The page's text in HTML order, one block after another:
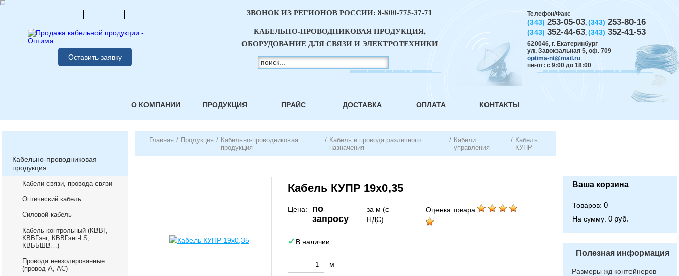
Оставить заявку
Телефон/Факс
(343) 253-05-03, (343) 253-80-16
(343) 352-44-63, (343) 352-41-53
620046, г. Екатеринбург
ул. Завокзальная 5, оф. 709
optima-nt@mail.ru
пн-пт: с 9:00 до 18:00
ЗВОНОК ИЗ РЕГИОНОВ РОССИИ: 8-800-775-37-71
КАБЕЛЬНО-ПРОВОДНИКОВАЯ ПРОДУКЦИЯ,
ОБОРУДОВАНИЕ ДЛЯ СВЯЗИ И ЭЛЕКТРОТЕХНИКИ
О КОМПАНИИ ПРОДУКЦИЯ ПРАЙС ДОСТАВКА ОПЛАТА КОНТАКТЫ
Кабельно-проводниковая
продукция
Кабели связи, провода связи
Оптический кабель
Силовой кабель
Кабель контрольный (КВВГ,
КВВГэнг, КВВГэнг-LS,
КВББШВ…)
Провода неизолированные
(провод А, АС)
Главная / Продукция / Кабельно-проводниковая
продукция
/ Кабель и провода различного
назначения
/ Кабели
управления
/ Кабель
КУПР
Кабель КУПР 19х0,35
Цена:
по
запросу
за м (с
НДС)
Оценка товара
В наличии
м
Ваша корзина
Товаров: 0
На сумму: 0 руб.
Полезная информация
Размеры жд контейнеров